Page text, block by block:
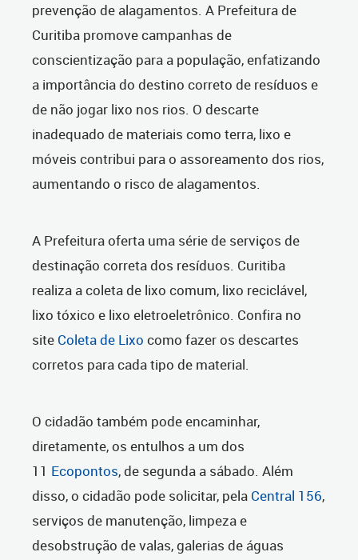
prevenção de alagamentos. A Prefeitura de
Curitiba promove campanhas de
conscientização para a população, enfatizando
a importância do destino correto de resíduos e
de não jogar lixo nos rios. O descarte
inadequado de materiais como terra, lixo e
móveis contribui para o assoreamento dos rios,
aumentando o risco de alagamentos.
A Prefeitura oferta uma série de serviços de
destinação correta dos resíduos. Curitiba
realiza a coleta de lixo comum, lixo reciclável,
lixo tóxico e lixo eletroeletrônico. Confira no
site Coleta de Lixo como fazer os descartes
corretos para cada tipo de material.
O cidadão também pode encaminhar,
diretamente, os entulhos a um dos
11 Ecopontos, de segunda a sábado. Além
disso, o cidadão pode solicitar, pela Central 156,
serviços de manutenção, limpeza e
desobstrução de valas, galerias de águas